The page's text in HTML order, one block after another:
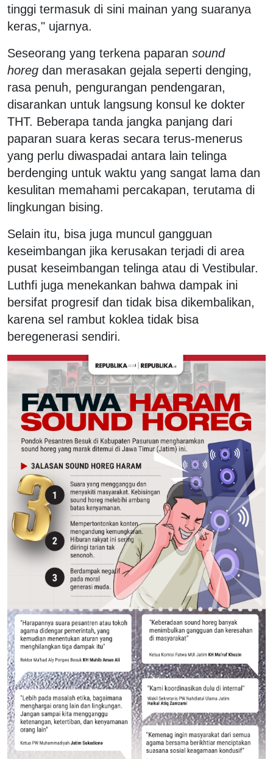
tinggi termasuk di sini mainan yang suaranya
keras," ujarnya.
Seseorang yang terkena paparan sound
horeg dan merasakan gejala seperti denging,
rasa penuh, pengurangan pendengaran,
disarankan untuk langsung konsul ke dokter
THT. Beberapa tanda jangka panjang dari
paparan suara keras secara terus-menerus
yang perlu diwaspadai antara lain telinga
berdenging untuk waktu yang sangat lama dan
kesulitan memahami percakapan, terutama di
lingkungan bising.
Selain itu, bisa juga muncul gangguan
keseimbangan jika kerusakan terjadi di area
pusat keseimbangan telinga atau di Vestibular.
Luthfi juga menekankan bahwa dampak ini
bersifat progresif dan tidak bisa dikembalikan,
karena sel rambut koklea tidak bisa
beregenerasi sendiri.